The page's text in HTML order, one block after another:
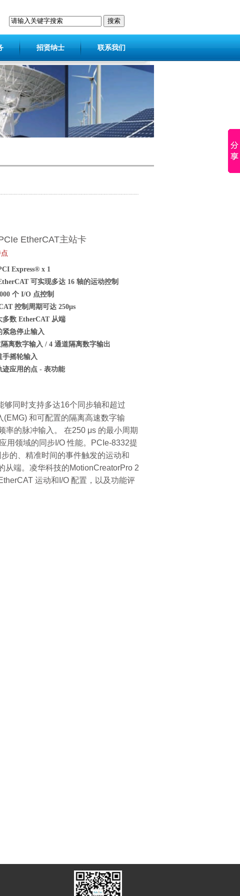
招贤纳士 联系我们
EtherCAT主站卡
Express® x 1
可实现多达 16 轴的运动控制
个 I/O 点控制
控制周期可达 250μs
多数 EtherCAT 从端
紧急停止输入
离数字输入 / 4 通道隔离数字输出
手摇轮输入
迹应用的点 - 表功能
够同时支持多达16个同步轴和超过
和可配置的隔离高速数字输
率的脉冲输入。 在250 μs 的最小周期
用领域的同步I/O 性能。PCIe-8332提
的、精准时间的事件触发的运动和
从端。凌华科技的MotionCreatorPro 2
运动和I/O 配置，以及功能评